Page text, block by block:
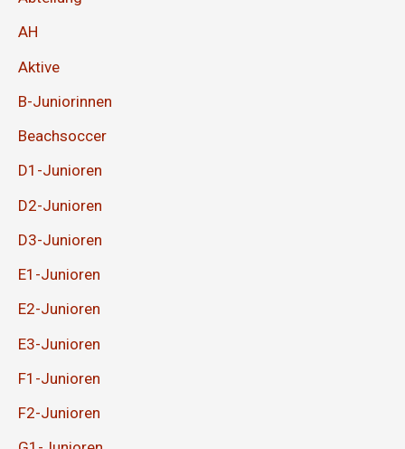
AH
Aktive
B-Juniorinnen
Beachsoccer
D1-Junioren
D2-Junioren
D3-Junioren
E1-Junioren
E2-Junioren
E3-Junioren
F1-Junioren
F2-Junioren